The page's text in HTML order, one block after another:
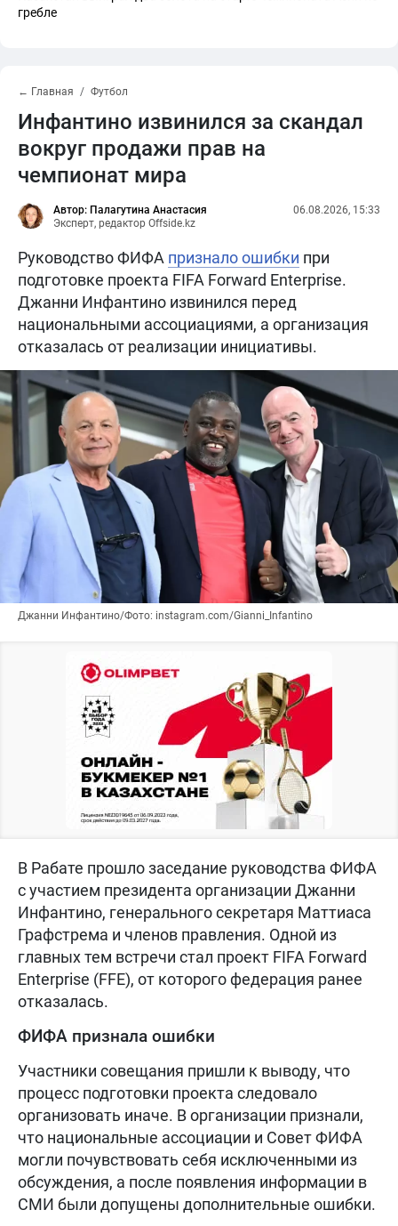
гребле
← Главная Футбол
Инфантино извинился за скандал
вокруг продажи прав на
чемпионат мира
Автор: Палагутина Анастасия
Эксперт, редактор Offside.kz
06.08.2026, 15:33
Руководство ФИФА признало ошибки при
подготовке проекта FIFA Forward Enterprise.
Джанни Инфантино извинился перед
национальными ассоциациями, а организация
отказалась от реализации инициативы.
Джанни Инфантино/Фото: instagram.com/Gianni_Infantino
В Рабате прошло заседание руководства ФИФА
с участием президента организации Джанни
Инфантино, генерального секретаря Маттиаса
Графстрема и членов правления. Одной из
главных тем встречи стал проект FIFA Forward
Enterprise (FFE), от которого федерация ранее
отказалась.
ФИФА признала ошибки
Участники совещания пришли к выводу, что
процесс подготовки проекта следовало
организовать иначе. В организации признали,
что национальные ассоциации и Совет ФИФА
могли почувствовать себя исключенными из
обсуждения, а после появления информации в
СМИ были допущены дополнительные ошибки.